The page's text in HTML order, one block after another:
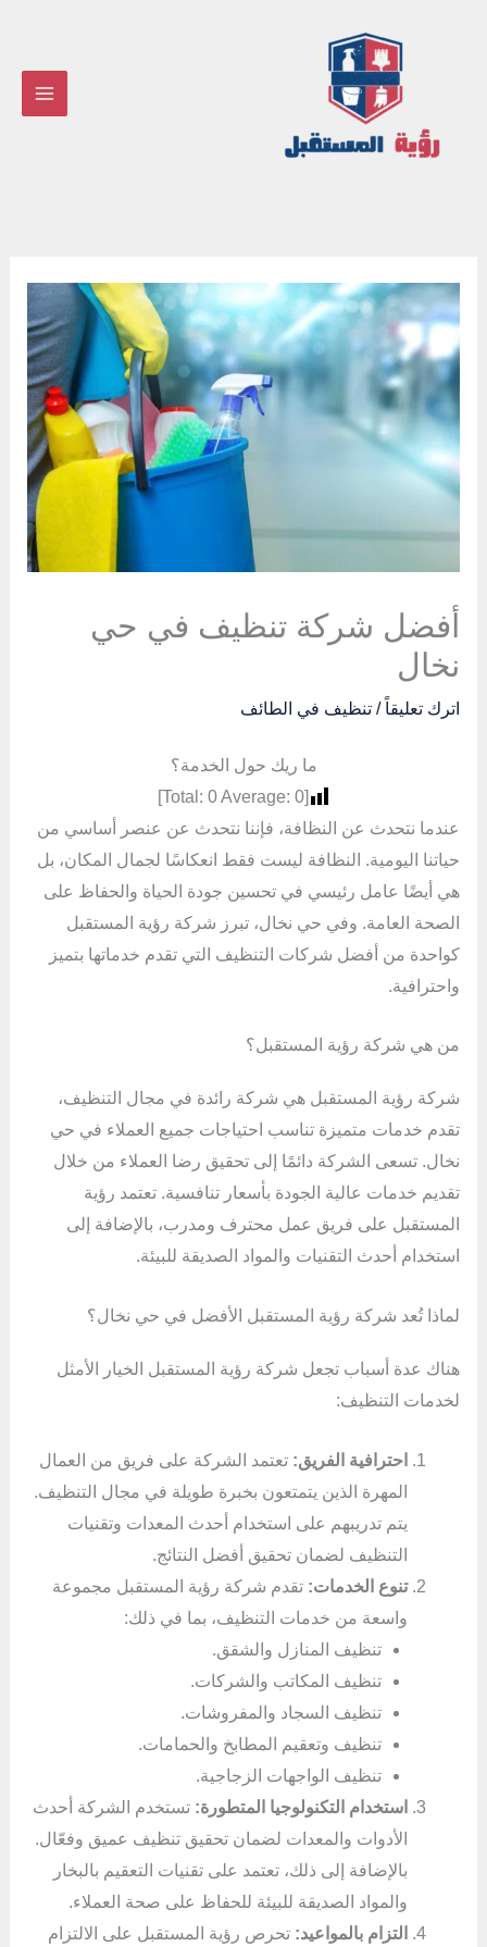
أفضل شركة تنظيف في حي
نخال
اترك تعليقاً / تنظيف في الطائف
ما ريك حول الخدمة؟
[Total:
0Average: 0
]
عندما نتحدث عن النظافة، فإننا نتحدث عن عنصر أساسي من
حياتنا اليومية. النظافة ليست فقط انعكاسًا لجمال المكان، بل
هي أيضًا عامل رئيسي في تحسين جودة الحياة والحفاظ على
الصحة العامة. وفي حي نخال، تبرز شركة رؤية المستقبل
كواحدة من أفضل شركات التنظيف التي تقدم خدماتها بتميز
واحترافية.
من هي شركة رؤية المستقبل؟
شركة رؤية المستقبل هي شركة رائدة في مجال التنظيف،
تقدم خدمات متميزة تناسب احتياجات جميع العملاء في حي
نخال. تسعى الشركة دائمًا إلى تحقيق رضا العملاء من خلال
تقديم خدمات عالية الجودة بأسعار تنافسية. تعتمد رؤية
المستقبل على فريق عمل محترف ومدرب، بالإضافة إلى
استخدام أحدث التقنيات والمواد الصديقة للبيئة.
لماذا تُعد شركة رؤية المستقبل الأفضل في حي نخال؟
هناك عدة أسباب تجعل شركة رؤية المستقبل الخيار الأمثل
لخدمات التنظيف:
احترافية الفريق: تعتمد الشركة على فريق من العمال
المهرة الذين يتمتعون بخبرة طويلة في مجال التنظيف.
يتم تدريبهم على استخدام أحدث المعدات وتقنيات
التنظيف لضمان تحقيق أفضل النتائج.
تنوع الخدمات: تقدم شركة رؤية المستقبل مجموعة
واسعة من خدمات التنظيف، بما في ذلك:
تنظيف المنازل والشقق.
تنظيف المكاتب والشركات.
تنظيف السجاد والمفروشات.
تنظيف وتعقيم المطابخ والحمامات.
تنظيف الواجهات الزجاجية.
استخدام التكنولوجيا المتطورة: تستخدم الشركة أحدث
الأدوات والمعدات لضمان تحقيق تنظيف عميق وفعّال.
بالإضافة إلى ذلك، تعتمد على تقنيات التعقيم بالبخار
والمواد الصديقة للبيئة للحفاظ على صحة العملاء.
التزام بالمواعيد: تحرص رؤية المستقبل على الالتزام